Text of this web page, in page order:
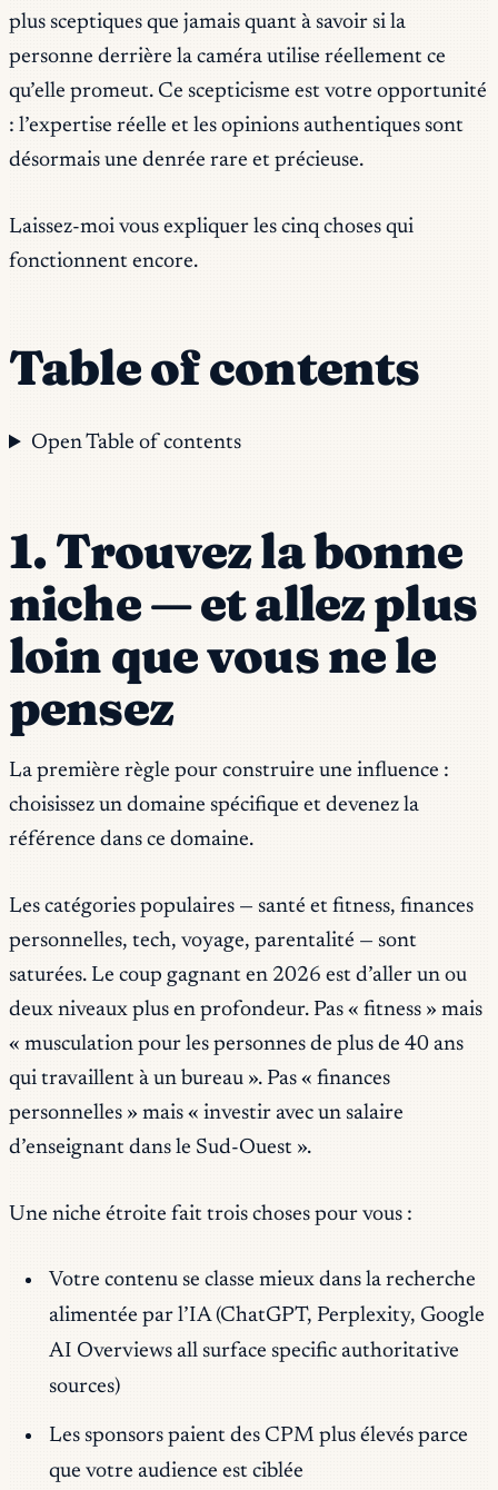
plus sceptiques que jamais quant à savoir si la
personne derrière la caméra utilise réellement ce
qu’elle promeut. Ce scepticisme est votre opportunité
: l’expertise réelle et les opinions authentiques sont
désormais une denrée rare et précieuse.
Laissez-moi vous expliquer les cinq choses qui
fonctionnent encore.
Table of contents
Open Table of contents
1. Trouvez la bonne
niche — et allez plus
loin que vous ne le
pensez
La première règle pour construire une influence :
choisissez un domaine spécifique et devenez la
référence dans ce domaine.
Les catégories populaires — santé et fitness, finances
personnelles, tech, voyage, parentalité — sont
saturées. Le coup gagnant en 2026 est d’aller un ou
deux niveaux plus en profondeur. Pas « fitness » mais
« musculation pour les personnes de plus de 40 ans
qui travaillent à un bureau ». Pas « finances
personnelles » mais « investir avec un salaire
d’enseignant dans le Sud-Ouest ».
Une niche étroite fait trois choses pour vous :
Votre contenu se classe mieux dans la recherche
alimentée par l’IA (ChatGPT, Perplexity, Google
AI Overviews all surface specific authoritative
sources)
Les sponsors paient des CPM plus élevés parce
que votre audience est ciblée